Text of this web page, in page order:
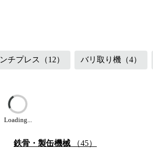
チプレス （12） バリ取り機 （4）
Loading...
鉄骨・製缶機械 （45）